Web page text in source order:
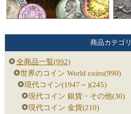
商品カテゴリ
全商品一覧(992)
世界のコイン World coins(990)
現代コイン(1947～)(245)
現代コイン 銀貨・その他(30)
現代コイン 金貨(210)